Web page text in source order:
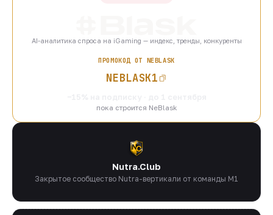
AI-аналитика спроса на iGaming — индекс, тренды, конкуренты
ПРОМОКОД ОТ NEBLASK
NEBLASK1
пока строится NeBlask
Nutra.Club
Закрытое сообщество Nutra-вертикали от команды M1